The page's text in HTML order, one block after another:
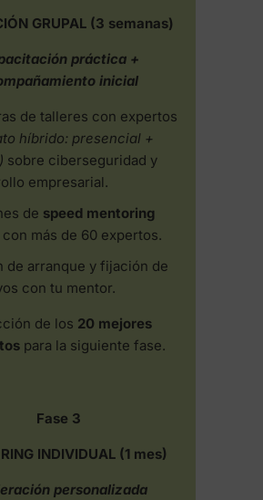
GRUPAL (3 semanas)
práctica +
inicial
de talleres con expertos
híbrido: presencial +
sobre ciberseguridad y
empresarial.
de speed mentoring
más de 60 expertos.
de arranque y fijación de
con tu mentor.
de los 20 mejores
para la siguiente fase.
Fase 3
INDIVIDUAL (1 mes)
personalizada